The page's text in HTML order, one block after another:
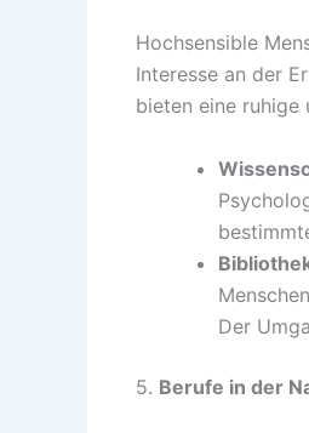
Hochsensible
Interesse an der
bieten eine
Der
5. Berufe in der